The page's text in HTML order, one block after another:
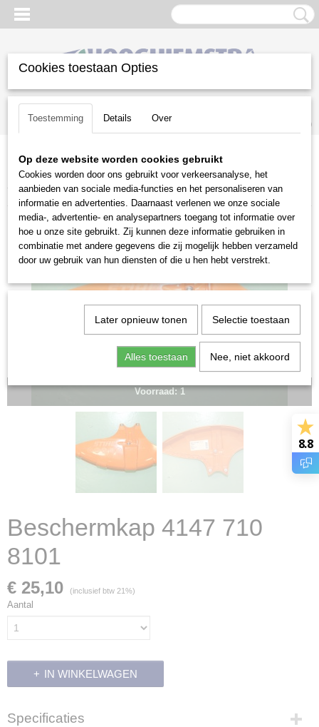
Inloggen Registreren
(0)
Home >Gazononderhoud>Bosmaaiers | toebehoren
Beschermkappen >Stihl beschermkappen>Beschermkap 4147
710 8101
Voorraad: 1
Beschermkap 4147 710
8101
€ 25,10 (inclusief btw 21%)
Aantal
IN WINKELWAGEN
Specificaties
8.8
Cookies toestaan Opties
Toestemming Details Over
Op deze website worden cookies gebruikt
Cookies worden door ons gebruikt voor verkeersanalyse, het
aanbieden van sociale media-functies en het personaliseren van
informatie en advertenties. Daarnaast verlenen we onze sociale
media-, advertentie- en analysepartners toegang tot informatie over
hoe u onze site gebruikt. Zij kunnen deze informatie gebruiken in
combinatie met andere gegevens die zij mogelijk hebben verzameld
door uw gebruik van hun diensten of die u hen hebt verstrekt.
Later opnieuw tonen Selectie toestaan
Alles toestaan Nee, niet akkoord